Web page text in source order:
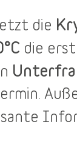
die
die
.